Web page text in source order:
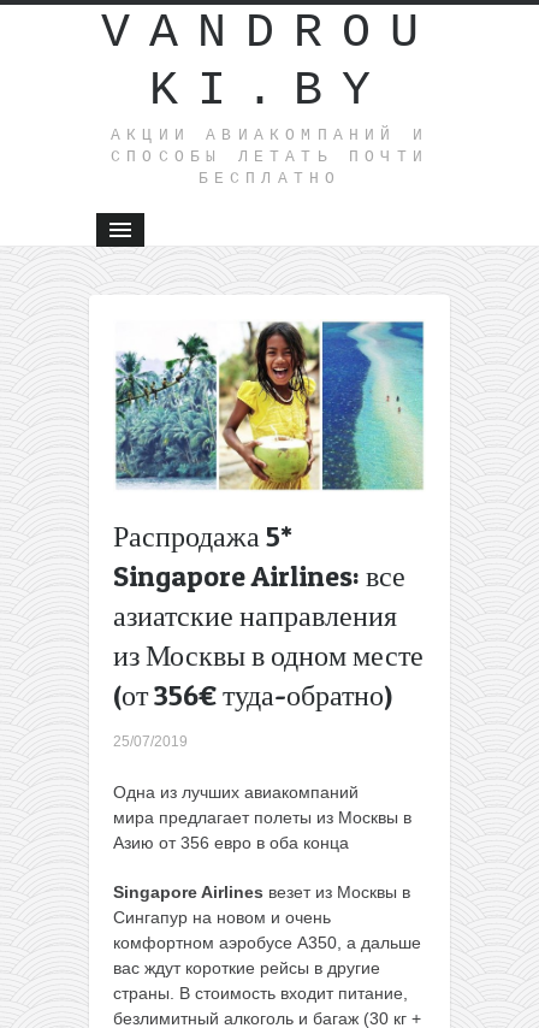
VANDROU
KI.BY
АКЦИИ АВИАКОМПАНИЙ И
СПОСОБЫ ЛЕТАТЬ ПОЧТИ
БЕСПЛАТНО
Распродажа 5*
Singapore Airlines: все
азиатские направления
из Москвы в одном месте
(от 356€ туда-обратно)
25/07/2019
Одна из лучших авиакомпаний
мира предлагает полеты из Москвы в
Азию от 356 евро в оба конца
Singapore Airlines везет из Москвы в
Сингапур на новом и очень
комфортном аэробусе A350, а дальше
вас ждут короткие рейсы в другие
страны. В стоимость входит питание,
безлимитный алкоголь и багаж (30 кг +
Полеты
из
Москвы
на Бали
за 369€
туда-
в
Барселону
24€ в одну
сторону
или за 58€